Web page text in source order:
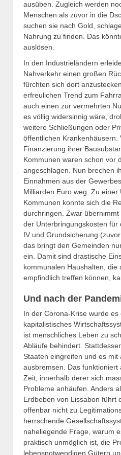
ausüben. Zugleich werden
Menschen als zuvor in die
suchen sie nach Gold,
Nahrung zu finden. Das
auslösen.
In den Industrieländern
Nahverkehr einen großen
fürchten sich dort
erfreulichen Trend zum
auch einen zur vermehrten
es völlig widersinnig wäre,
weitere Schließungen oder
öffentlichen Krankenhäusern.
Finanzierung ihrer
Kommunen waren schon vor
angeschlagen. Nun brechen
Einnahmen aus der
Milliarden Euro weg. Zu einer
Kommunen konnte sich die
durchringen. Zwar
der Unterbringungskosten für
IV und Grundsicherung
das bringt den Gemeinden
ein. Damit sind drastische
kommunalen Haushalten, die
empfindlich treffen können,
Und nach der
In der Corona-Krise wurde
kapitalistisches
ist menschliches Leben zu
Abläufe behindert.
Staaten eingreifen und es mit
ausbremsen. Das funktioniert
Zeit, innerhalb derer sich
Probleme anhäufen. Anders
Erdbeben von Lissabon führt
offenbar nicht zu
herrschende
naheliegende Frage, warum
praktisch unmöglich ist, die
lebensnotwendigen Gütern